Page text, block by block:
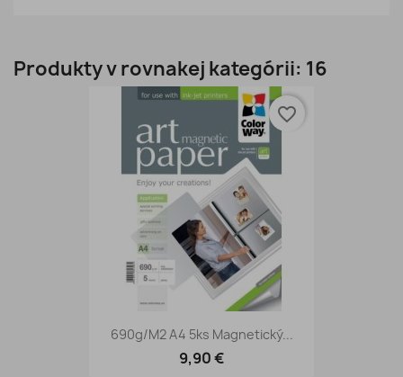
Produkty v rovnakej kategórii: 16
690g/m2 A4 5ks Magnetický...
9,90 €
favorite_border